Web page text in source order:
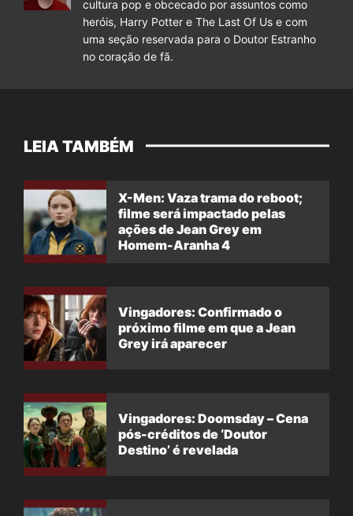
cultura pop e obcecado por assuntos como
heróis, Harry Potter e The Last Of Us e com
uma seção reservada para o Doutor Estranho
no coração de fã.
LEIA TAMBÉM
X-Men: Vaza trama do reboot;
filme será impactado pelas
ações de Jean Grey em
Homem-Aranha 4
Vingadores: Confirmado o
próximo filme em que a Jean
Grey irá aparecer
Vingadores: Doomsday – Cena
pós-créditos de ‘Doutor
Destino’ é revelada